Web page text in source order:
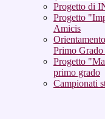
Progetto di
Progetto
Amicis
Primo
Progetto
primo grado
Campionati